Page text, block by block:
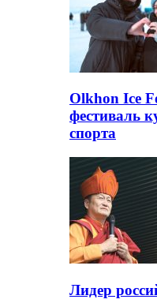
Olkhon Ice
фестиваль
спорта
Лидер